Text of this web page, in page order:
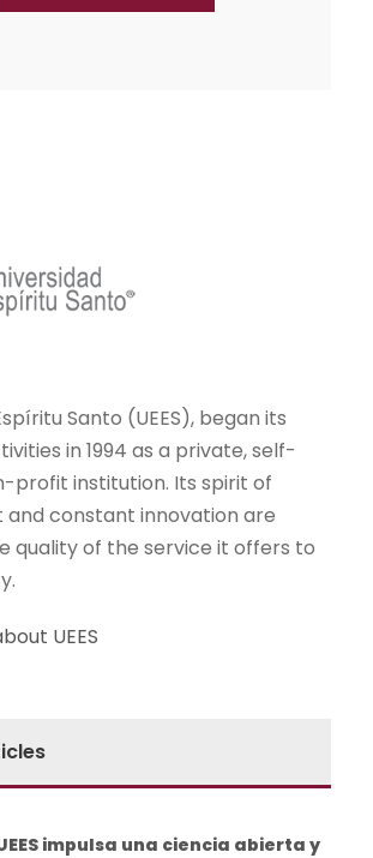
Santo (UEES), began its
in 1994 as a private, self-
profit institution. Its spirit of
constant innovation are
quality of the service it offers to
UEES
impulsa una ciencia abierta y